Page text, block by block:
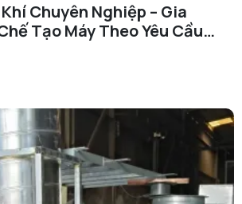
Chuyên Nghiệp – Gia
Tạo Máy Theo Yêu Cầu